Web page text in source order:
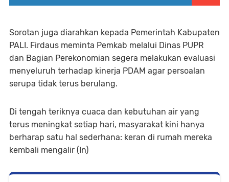
Sorotan juga diarahkan kepada Pemerintah Kabupaten
PALI. Firdaus meminta Pemkab melalui Dinas PUPR
dan Bagian Perekonomian segera melakukan evaluasi
menyeluruh terhadap kinerja PDAM agar persoalan
serupa tidak terus berulang.
Di tengah teriknya cuaca dan kebutuhan air yang
terus meningkat setiap hari, masyarakat kini hanya
berharap satu hal sederhana: keran di rumah mereka
kembali mengalir (In)